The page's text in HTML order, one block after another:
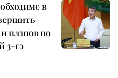
в
планов по
3-го